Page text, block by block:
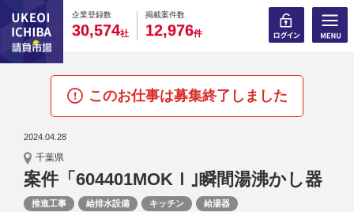
企業登録数
0
3
0
0,
0
5
0
74社
掲載案件数
0
1
0
2,
0
9
0
76件
このお仕事は募集終了しました
2024.04.28
千葉県
案件「604401MOKＩ｣瞬間湯沸かし器
推進工事 給排水設備 キッチン 給湯器